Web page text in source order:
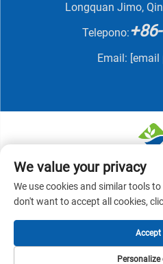
Longquan Jimo,
Telepono:
Email: [email
Karapatan sa Pagmamay-
NUTRIVIT BIOTECH
We value your privacy
We use cookies and similar tools
don't want to accept all cookies,
Personalize
Accept